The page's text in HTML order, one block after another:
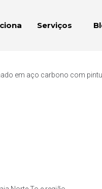
Serviços
em aço carbono com